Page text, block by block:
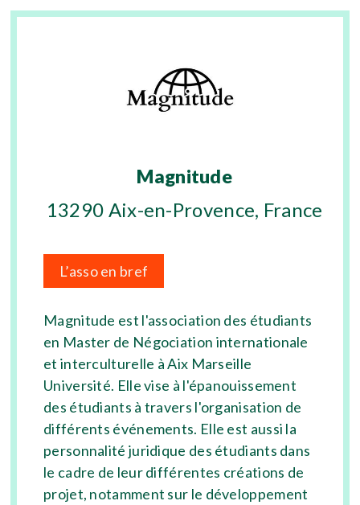
Magnitude
13290 Aix-en-Provence, France
L’asso en bref
Magnitude est l'association des étudiants
en Master de Négociation internationale
et interculturelle à Aix Marseille
Université. Elle vise à l'épanouissement
des étudiants à travers l'organisation de
différents événements. Elle est aussi la
personnalité juridique des étudiants dans
le cadre de leur différentes créations de
projet, notamment sur le développement